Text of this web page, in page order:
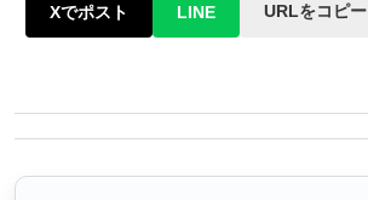
Xでポスト LINE URLをコピー